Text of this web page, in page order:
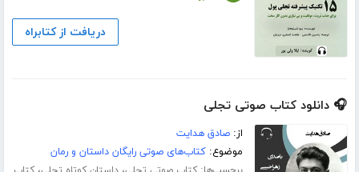
دریافت از کتابراه
🎧 دانلود کتاب صوتی تجلی
از:صادق هدایت
موضوع:کتاب‌های صوتی رایگان داستان و رمان